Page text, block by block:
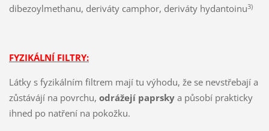
dibezoylmethanu, deriváty camphor, deriváty hydantoinu3)
FYZIKÁLNÍ FILTRY:
Látky s fyzikálním filtrem mají tu výhodu, že se nevstřebají a
zůstávájí na povrchu, odrážejí paprskya působí prakticky
ihned po natření na pokožku.